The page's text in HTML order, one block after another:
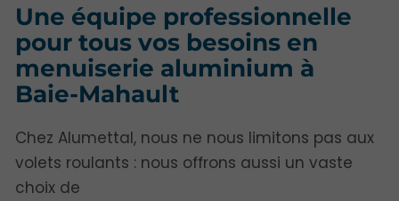
Une équipe professionnelle
pour tous vos besoins en
menuiserie aluminium à
Baie-Mahault
Chez Alumettal, nous ne nous limitons pas aux
volets roulants : nous offrons aussi un vaste
choix de